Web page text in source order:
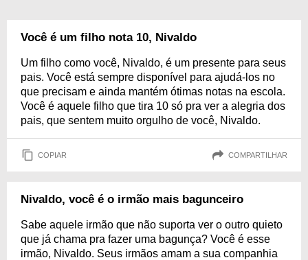
Você é um filho nota 10, Nivaldo
Um filho como você, Nivaldo, é um presente para seus
pais. Você está sempre disponível para ajudá-los no
que precisam e ainda mantém ótimas notas na escola.
Você é aquele filho que tira 10 só pra ver a alegria dos
pais, que sentem muito orgulho de você, Nivaldo.
COPIAR COMPARTILHAR
Nivaldo, você é o irmão mais bagunceiro
Sabe aquele irmão que não suporta ver o outro quieto
que já chama pra fazer uma bagunça? Você é esse
irmão, Nivaldo. Seus irmãos amam a sua companhia